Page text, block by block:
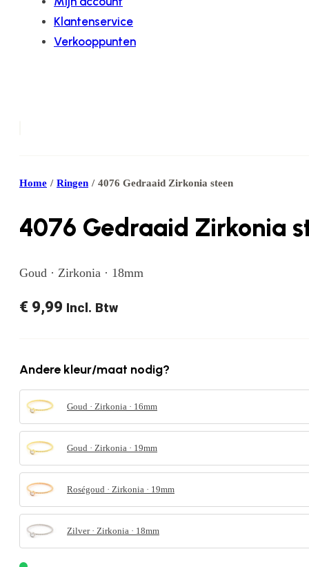
Klantenservice
Verkooppunten
Home / Ringen / 4076 Gedraaid Zirkonia steen
4076 Gedraaid Zirkonia
Goud · Zirkonia · 18mm
€ 9,99 Incl. Btw
Andere kleur/maat nodig?
Goud · Zirkonia · 16mm
Goud · Zirkonia · 19mm
Roségoud · Zirkonia · 19mm
Zilver · Zirkonia · 18mm